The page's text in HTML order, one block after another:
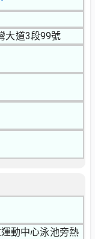
大道3段99號
動中心泳池旁熱